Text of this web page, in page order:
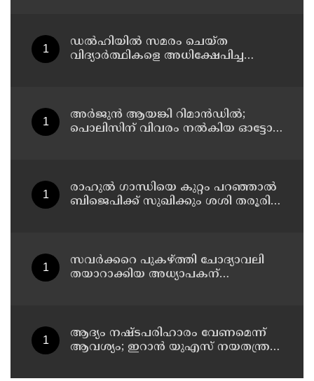
ഡൽഹിയിൽ സമരം ചെയ്ത
വിദ്യാർത്ഥികളെ അധിക്ഷേപിച്ച
അര്‍ജുന്‍ ആയങ്കി റിമാന്‍ഡില്‍;
പൊലിസിന് വിവരം നൽകിയ ഓട്ടോ
രാഹുല്‍ ഗാന്ധിയെ കുറ്റം പറഞ്ഞാല്‍
ബിജെപിക്ക് സുഖിക്കും ശശി തരൂരിന്
സവര്‍ക്കറെ പുകഴ്ത്തി ചോദ്യാവലി
തയാറാക്കിയ അധ്യാപകന്
ആദ്യം നഷ്ടപരിഹാരം വേണമെന്ന്
ആവശ്യം; ഇറാന്‍ യുഎസ് നയതന്ത്ര